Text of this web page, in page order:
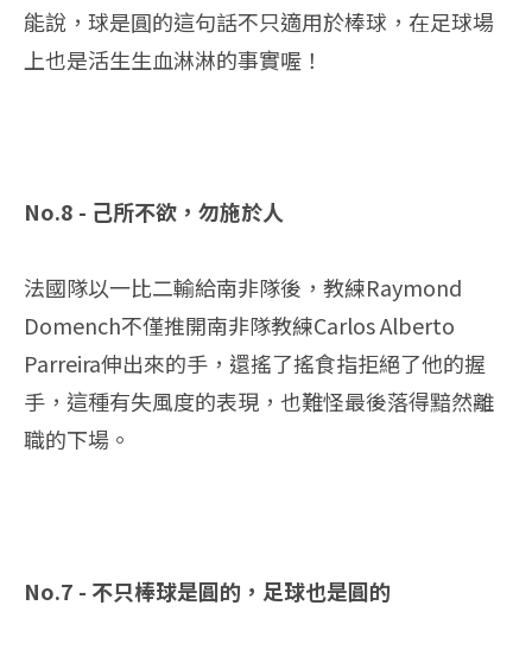
能說，球是圓的這句話不只適用於棒球，在足球場
上也是活生生血淋淋的事實喔！
No.8 - 己所不欲，勿施於人
法國隊以一比二輸給南非隊後，教練Raymond
Domench不僅推開南非隊教練Carlos Alberto
Parreira伸出來的手，還搖了搖食指拒絕了他的握
手，這種有失風度的表現，也難怪最後落得黯然離
職的下場。
No.7 - 不只棒球是圓的，足球也是圓的